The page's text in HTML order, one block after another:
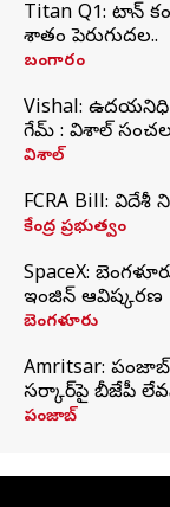
Titan Q1: టైటాన్
శాతం పెరుగుదల..
బంగారం
Vishal:
గేమ్ : విశాల్
విశాల్
FCRA Bill:
కేంద్ర ప్రభుత్వం
SpaceX:
ఇంజిన్‌ ఆవిష్కరణ
బెంగళూరు
Amritsar:
సర్కార్‌పై బీజేపీ
పంజాబ్